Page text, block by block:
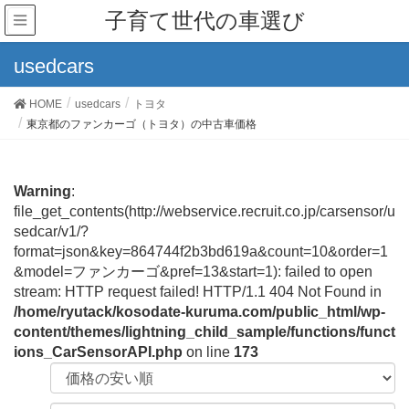
子育て世代の車選び
usedcars
HOME usedcars
トヨタ
東京都のファンカーゴ（トヨタ）の中古車価格
Warning:
file_get_contents(http://webservice.recruit.co.jp/carsensor/u
sedcar/v1/?
format=json&key=864744f2b3bd619a&count=10&order=1
&model=ファンカーゴ&pref=13&start=1): failed to open
stream: HTTP request failed! HTTP/1.1 404 Not Found in
/home/ryutack/kosodate-kuruma.com/public_html/wp-
content/themes/lightning_child_sample/functions/funct
ions_CarSensorAPI.php on line 173